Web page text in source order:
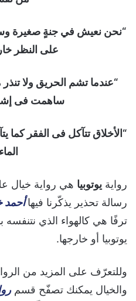
“نحن نعيش في جنةٍ صغيرة
على النظر
“عندما تشم الحريق ولا
ساهمت فى
“الأخلاق تتآكل فى الفقر كما
رواية يوتوبيا هي رواية خيال
رسالة تحذير يذكّرنا فيهاأحمد
ترفًا هي كالهواء الذي
يوتوبيا أو خارجها.
وللتعرّف على المزيد من
والخيال يمكنك تصفّح قسم